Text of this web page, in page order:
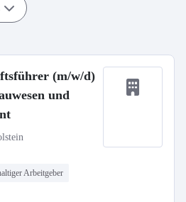
(m/w/d)
und
Arbeitgeber